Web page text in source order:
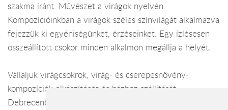
szakma iránt. Művészet a virágok nyelvén.
Kompozícióinkban a virágok széles színvilágát alkalmazva
fejezzük ki egyéniségünket, érzéseinket. Egy ízlésesen
összeállított csokor minden alkalmon megállja a helyét.
Vállaljuk virágcsokrok, virág- és cserepesnövény-
kompozíciók elkészítését és házhoz szállítását
Debrecenben és környékén. Kiállítások, éttermek,